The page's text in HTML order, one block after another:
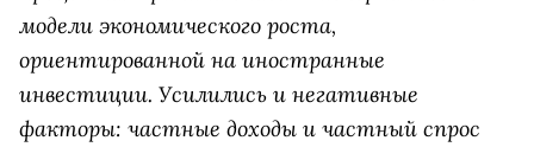
модели экономического роста,
ориентированной на иностранные
инвестиции. Усилились и негативные
факторы: частные доходы и частный спрос